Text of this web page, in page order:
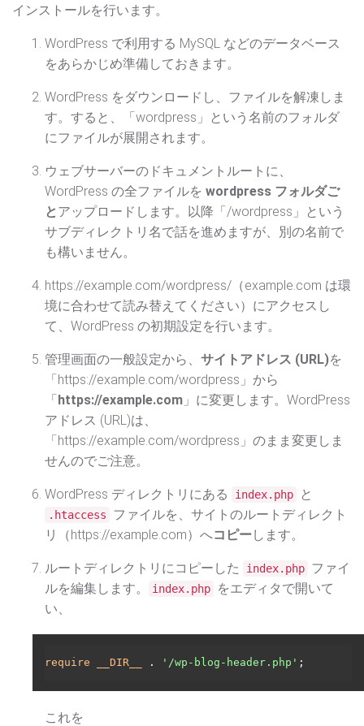
インストールを行います。
WordPress で利用する MySQL などのデータベース
をあらかじめ準備しておきます。
WordPress をダウンロードし、ファイルを解凍しま
す。すると、「wordpress」という名前のフォルダ
にファイルが展開されます。
ウェブサーバーのドキュメントルートに、
WordPress の全ファイルを wordpress フォルダご
とアップロードします。以降「/wordpress」という
サブディレクトリ名で話を進めますが、別の名前で
も構いません。
https://example.com/wordpress/（example.com は環
境に合わせて読み替えてください）にアクセスし
て、WordPress の初期設定を行います。
管理画面の一般設定から、 サイトアドレス (URL)を
「https://example.com/wordpress」から
「https://example.com 」に変更します。WordPress
アドレス (URL)は、
「https://example.com/wordpress」のまま変更しま
せんのでご注意。
WordPress ディレクトリにある index.php と
.htaccess
ファイルを、サイトのルートディレクト
リ（https://example.com）へコピーします。
ルートディレクトリにコピーした index.php ファイ
ルを編集します。
index.php
をエディタで開いて
い、
require __DIR__ . '/wp-blog-header.php'
これを